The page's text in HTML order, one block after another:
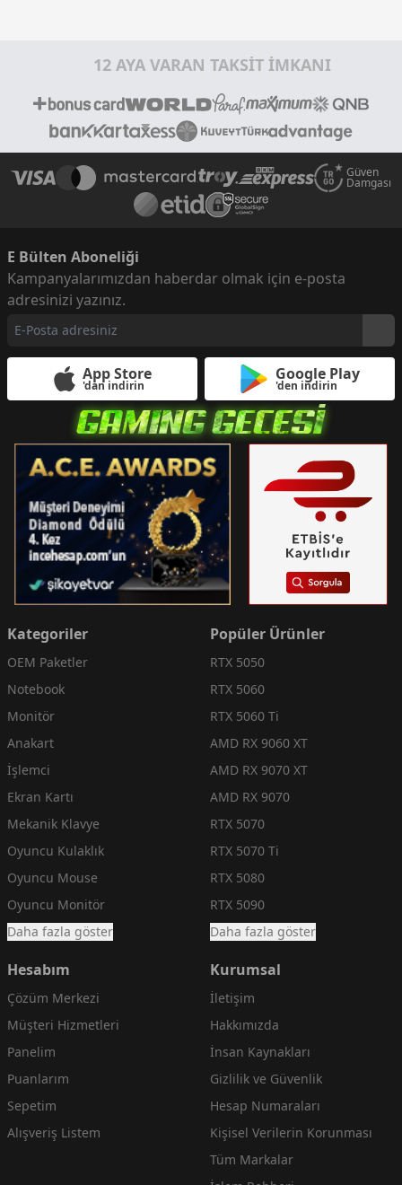
12 AYA VARAN TAKSİT İMKANI
Güven
Damgası
E Bülten Aboneliği
Kampanyalarımızdan haberdar olmak için e-posta
adresinizi yazınız.
App Store
'dan indirin
Google Play
'den indirin
Kategoriler
OEM Paketler
Notebook
Monitör
Anakart
İşlemci
Ekran Kartı
Mekanik Klavye
Oyuncu Kulaklık
Oyuncu Mouse
Oyuncu Monitör
Daha fazla göster
Popüler Ürünler
RTX 5050
RTX 5060
RTX 5060 Ti
AMD RX 9060 XT
AMD RX 9070 XT
AMD RX 9070
RTX 5070
RTX 5070 Ti
RTX 5080
RTX 5090
Daha fazla göster
Hesabım
Çözüm Merkezi
Müşteri Hizmetleri
Panelim
Puanlarım
Sepetim
Alışveriş Listem
Kurumsal
İletişim
Hakkımızda
İnsan Kaynakları
Gizlilik ve Güvenlik
Hesap Numaraları
Kişisel Verilerin Korunması
Tüm Markalar